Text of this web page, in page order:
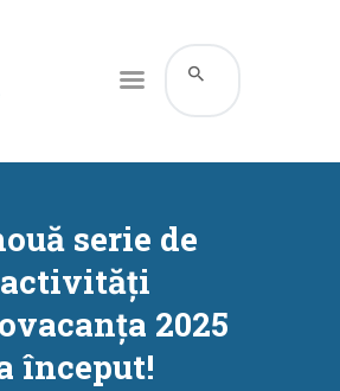
serie de
activități
2025
început!
ONLINE
UTILE